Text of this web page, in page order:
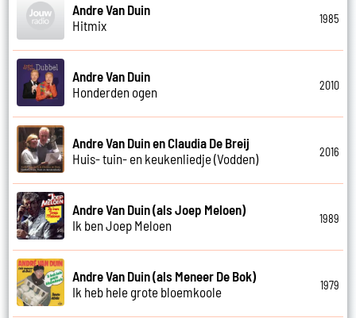
Andre Van Duin
Hitmix
1985
Andre Van Duin
Honderden ogen
2010
Andre Van Duin en Claudia De Breij
Huis- tuin- en keukenliedje (Vodden)
2016
Andre Van Duin (als Joep Meloen)
Ik ben Joep Meloen
1989
Andre Van Duin (als Meneer De Bok)
Ik heb hele grote bloemkoole
1979